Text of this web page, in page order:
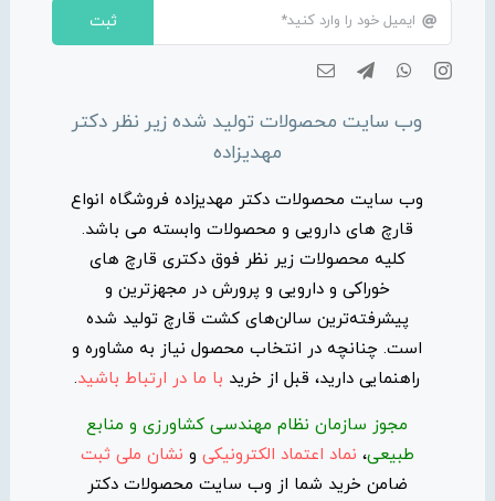
ثبت
وب سایت محصولات تولید شده زیر نظر دکتر
مهدیزاده
وب سایت محصولات دکتر مهدیزاده فروشگاه انواع
قارچ های دارویی و محصولات وابسته می باشد.
کلیه محصولات زیر نظر فوق دکتری قارچ های
خوراکی و دارویی و پرورش در مجهزترین و
پیشرفته‌ترین سالن‌های کشت قارچ تولید شده
است. چنانچه در انتخاب محصول نیاز به مشاوره و
راهنمایی دارید، قبل از خرید با ما در ارتباط باشید.
مجوز سازمان نظام مهندسی کشاورزی و منابع
طبیعی، نماد اعتماد الکترونیکی و نشان ملی ثبت
ضامن خرید شما از وب سایت محصولات دکتر